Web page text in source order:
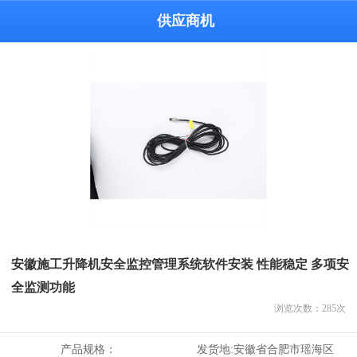
供应商机
安徽施工升降机安全监控管理系统软件安装 性能稳定 多项安
全监测功能
浏览次数： 285次
产品规格： 发货地:安徽省合肥市瑶海区